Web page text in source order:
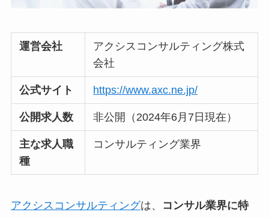
運営会社
アクシスコンサルティング株式
会社
公式サイト https://www.axc.ne.jp/
公開求人数 非公開（2024年6月7日現在）
主な求人職
種
コンサルティング業界
アクシスコンサルティングは、
コンサル業界に特